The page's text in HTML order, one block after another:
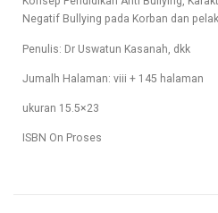
Negatif Bullying pada Korban dan
Penulis: Dr Uswatun Kasanah, dkk
Jumalh Halaman: viii + 145 halaman
ukuran 15.5×23
ISBN On Proses